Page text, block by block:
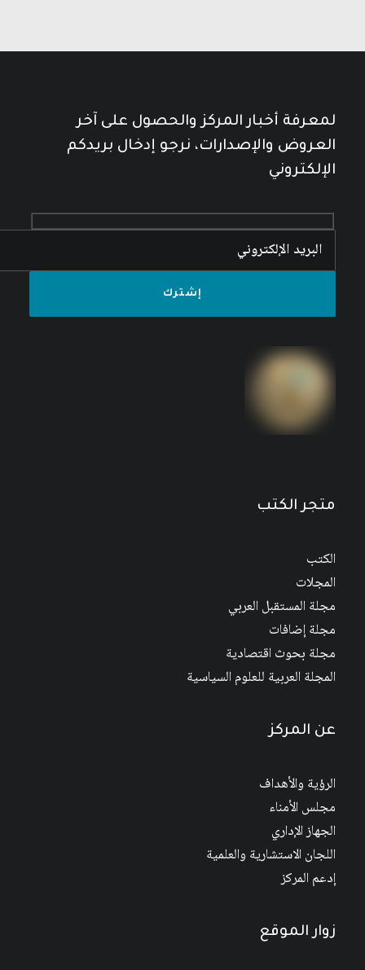
لمعرفة أخبار المركز والحصول على آخر
العروض والإصدارات، نرجو إدخال بريدكم
الإلكتروني
متجر الكتب
الكتب
المجلات
مجلة المستقبل العربي
مجلة إضافات
مجلة بحوث اقتصادية
المجلة العربية للعلوم السياسية
عن المركز
الرؤية والأهداف
مجلس الأمناء
الجهاز الإداري
اللجان الاستشارية والعلمية
إدعم المركز
زوار الموقع